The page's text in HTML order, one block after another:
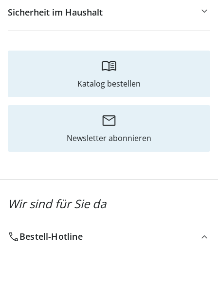
Sicherheit im Haushalt
Katalog bestellen
Newsletter abonnieren
Wir sind für Sie da
Bestell-Hotline